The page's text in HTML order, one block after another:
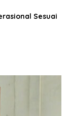
Sesuai